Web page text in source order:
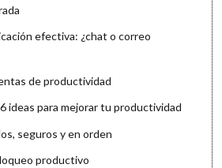
efectiva: ¿chat o correo
de productividad
ideas para mejorar tu productividad
seguros y en orden
productivo